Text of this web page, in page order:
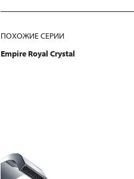
ПОХОЖИЕ СЕРИИ
Empire Royal Crystal